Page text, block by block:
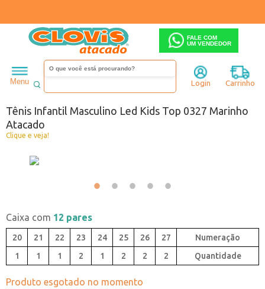
FALE COM
UM VENDEDOR
Menu Login Carrinho
Infantil Menino Tênis
Tênis Infantil Masculino Led Kids Top 0327 Marinho
Atacado
Clique e veja!
Caixa com 12 pares
20 21 22 23 24 25 26
27
1
1 1 2 1 2 2 2 Quantidade